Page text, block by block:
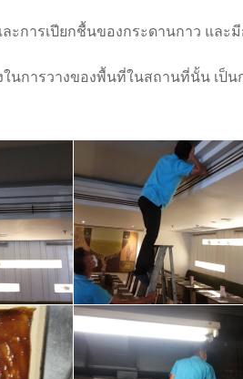
การเปียกชื้นของกระดานกาว และ
นการวางของพื้นที่ในสถานที่นั้น เป็